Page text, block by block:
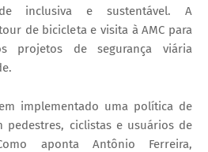
inclusiva e sustentável. A
de bicicleta e visita à AMC para
projetos de segurança viária
implementado uma política de
pedestres, ciclistas e usuários de
aponta Antônio Ferreira,